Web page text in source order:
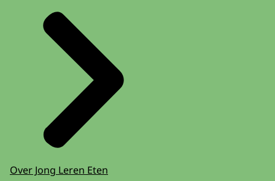
Over Jong Leren Eten